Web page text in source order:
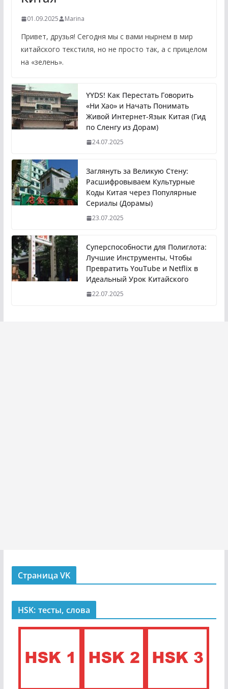
01.09.2025 Marina
Привет, друзья! Сегодня мы с вами нырнем в мир
китайского текстиля, но не просто так, а с прицелом
на «зелень».
YYDS! Как Перестать Говорить
«Ни Хао» и Начать Понимать
Живой Интернет-Язык Китая (Гид
по Сленгу из Дорам)
24.07.2025
Заглянуть за Великую Стену:
Расшифровываем Культурные
Коды Китая через Популярные
Сериалы (Дорамы)
23.07.2025
Суперспособности для Полиглота:
Лучшие Инструменты, Чтобы
Превратить YouTube и Netflix в
Идеальный Урок Китайского
22.07.2025
Страница VK
HSK: тесты, слова